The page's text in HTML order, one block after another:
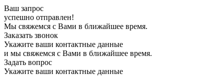
Ваш запрос
успешно отправлен!
Мы свяжемся с Вами в ближайшее время.
Заказать звонок
Укажите ваши контактные данные
и мы свяжемся с Вами в ближайшее время.
Задать вопрос
Укажите ваши контактные данные